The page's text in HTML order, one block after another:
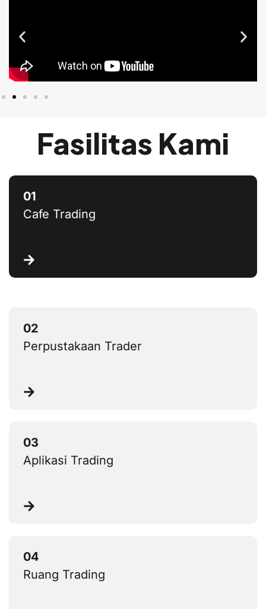
Fasilitas Kami
Cafe Trading
Perpustakaan Trader
Aplikasi Trading
Ruang Trading